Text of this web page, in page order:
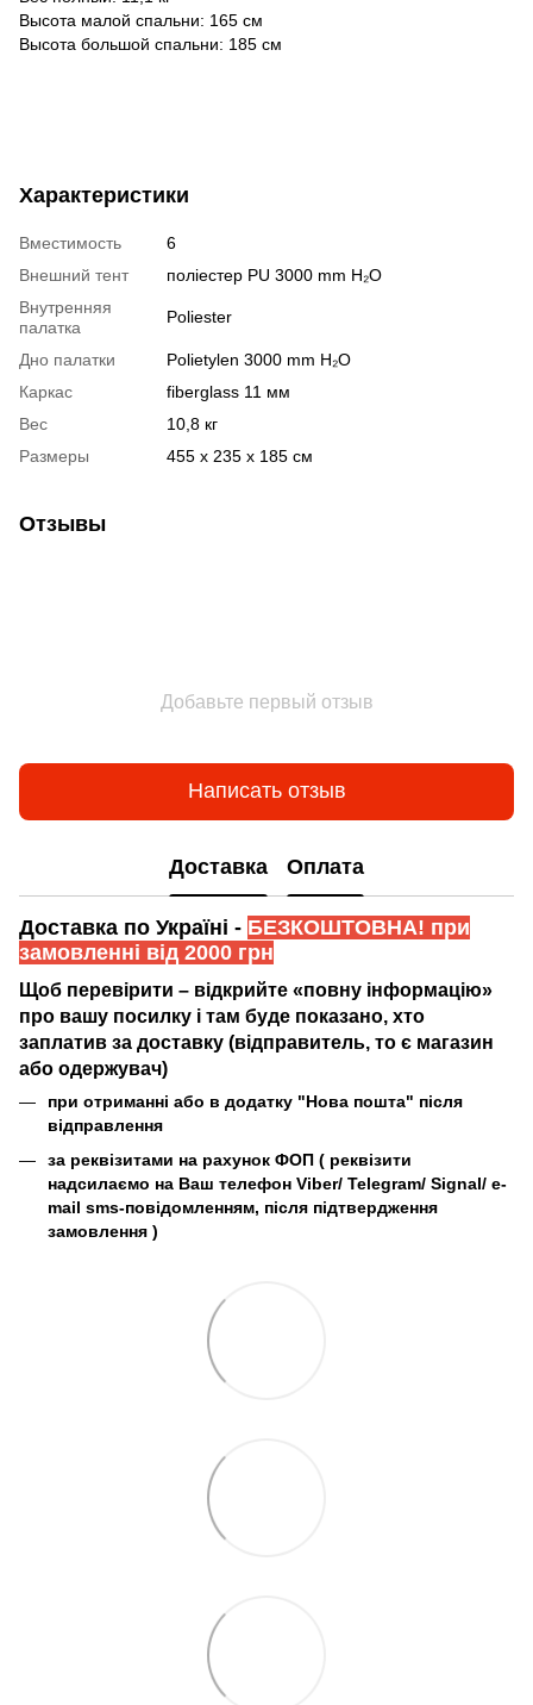
Высота малой спальни: 165 cм
Высота большой спальни: 185 см
Характеристики
Вместимость
6
Внешний тент
поліестер PU 3000 mm H₂O
Внутренняя
палатка
Poliester
Дно палатки
Polietylen 3000 mm H₂O
Каркас
fiberglass 11 мм
Вес
10,8 кг
Размеры
455 х 235 х 185 см
Отзывы
Добавьте первый отзыв
Написать отзыв
Доставка Оплата
Доставка по Україні - БЕЗКОШТОВНА! при
замовленні від 2000 грн
Щоб перевірити – відкрийте «повну інформацію»
про вашу посилку і там буде показано, хто
заплатив за доставку (відправитель, то є магазин
або одержувач)
при отриманні або в додатку "Нова пошта" після
відправлення
за реквізитами на рахунок ФОП ( реквізити
надсилаємо на Ваш телефон Viber/ Telegram/ Signal/ e-
mail sms-повідомленням, після підтвердження
замовлення )